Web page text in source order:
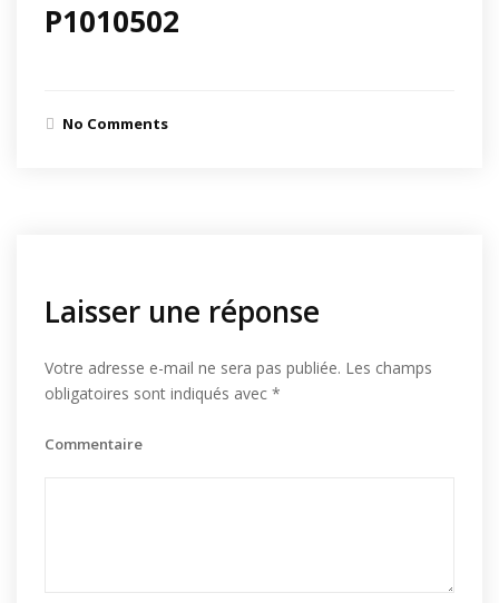
P1010502
No Comments
Laisser une réponse
Votre adresse e-mail ne sera pas publiée. Les champs
obligatoires sont indiqués avec *
Commentaire